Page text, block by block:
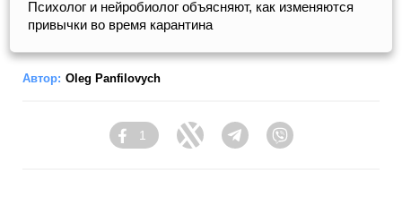
Психолог и нейробиолог объясняют, как изменяются
привычки во время карантина
Автор: Oleg Panfilovych
Facebook
1
Twitter TelegramViber